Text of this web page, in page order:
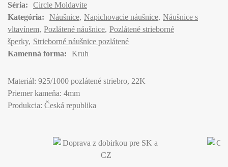
Séria:
Circle Moldavite
Kategória:
Náušnice Napichovacie náušnice Náušnice s
vltavínem Pozlátené náušnice Pozlátené strieborné
šperky Strieborné náušnice pozlátené
Kamenná forma:
Kruh
Materiál: 925/1000 pozlátené striebro, 22K
Priemer kameňa: 4mm
Produkcia: Česká republika